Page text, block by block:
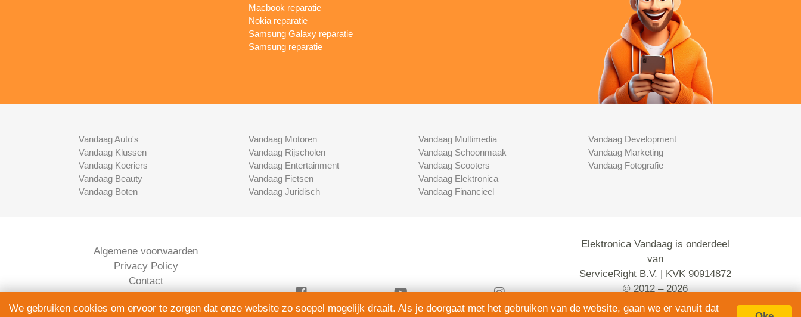
Macbook reparatie
Nokia reparatie
Samsung Galaxy reparatie
Samsung reparatie
Vandaag Auto's
Vandaag Klussen
Vandaag Koeriers
Vandaag Beauty
Vandaag Boten
Vandaag Motoren
Vandaag Rijscholen
Vandaag Entertainment
Vandaag Fietsen
Vandaag Juridisch
Vandaag Multimedia
Vandaag Schoonmaak
Vandaag Scooters
Vandaag Elektronica
Vandaag Financieel
Vandaag Development
Vandaag Marketing
Vandaag Fotografie
Algemene voorwaarden
Privacy Policy
Contact
Elektronica Vandaag is onderdeel
van
ServiceRight B.V. | KVK 90914872
© 2012 – 2026
alle rechten voorbehouden.
We gebruiken cookies om ervoor te zorgen dat onze website zo soepel mogelijk draait. Als je doorgaat met het gebruiken van de website, gaan we er vanuit dat